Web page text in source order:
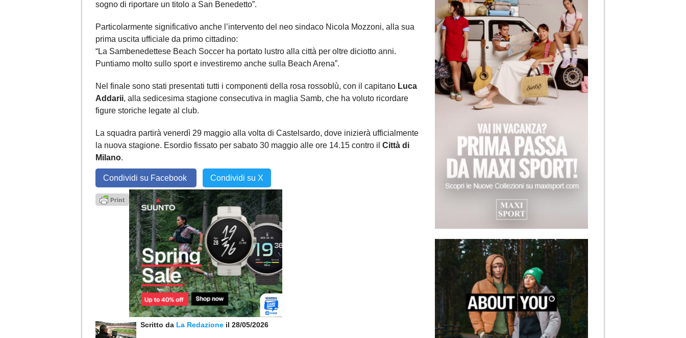
sogno di riportare un titolo a San Benedetto”.
Particolarmente significativo anche l’intervento del neo sindaco Nicola Mozzoni, alla sua
prima uscita ufficiale da primo cittadino:
“La Sambenedettese Beach Soccer ha portato lustro alla città per oltre diciotto anni.
Puntiamo molto sullo sport e investiremo anche sulla Beach Arena”.
Nel finale sono stati presentati tutti i componenti della rosa rossoblù, con il capitano Luca
Addarii, alla sedicesima stagione consecutiva in maglia Samb, che ha voluto ricordare
figure storiche legate al club.
La squadra partirà venerdì 29 maggio alla volta di Castelsardo, dove inizierà ufficialmente
la nuova stagione. Esordio fissato per sabato 30 maggio alle ore 14.15 contro il Città di
Milano.
Condividi su Facebook Condividi su X
Scritto da La Redazione il 28/05/2026